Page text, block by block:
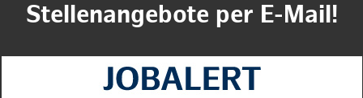
Stellenangebote per E-Mail!